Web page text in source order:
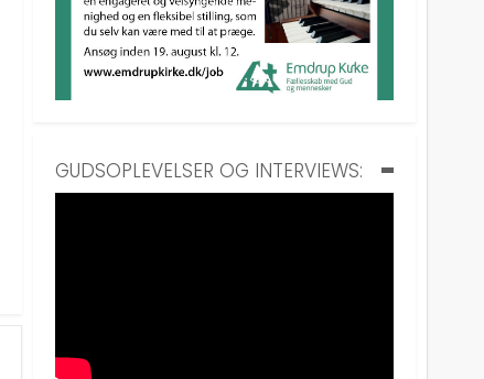
GUDSOPLEVELSER OG INTERVIEWS: